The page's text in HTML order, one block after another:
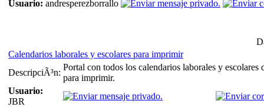
Usuario: andresperezborrallo
Calendarios laborales y escolares para imprimir
DescripciÃ³n:
Portal con todos los calendarios laborales y
para imprimir.
Usuario:
JBR